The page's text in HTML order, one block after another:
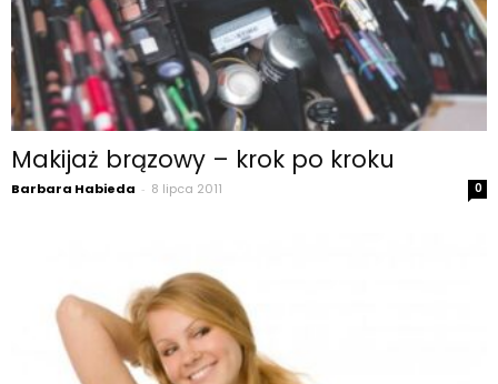
Makijaż brązowy – krok po kroku
Barbara Habieda - 8 lipca 2011 0